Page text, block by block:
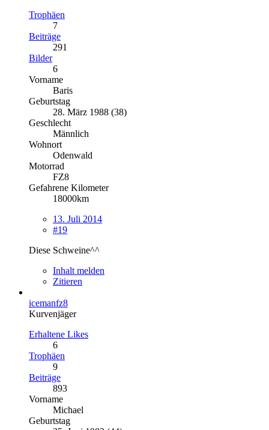
Trophäen
7
Beiträge
291
Bilder
6
Vorname
Baris
Geburtstag
28. März 1988 (38)
Geschlecht
Männlich
Wohnort
Odenwald
Motorrad
FZ8
Gefahrene Kilometer
18000km
13. Juli 2014
#19
Diese Schweine^^
Inhalt melden
Zitieren
icemanfz8
Kurvenjäger
Erhaltene Likes
6
Trophäen
9
Beiträge
893
Vorname
Michael
Geburtstag